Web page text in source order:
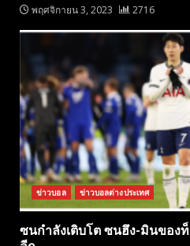
พฤศจิกายน 3, 2023 2716
ข่าวบอล ข่าวบอลต่างประเทศ
ซนกำลังเติบโต ซนฮึง-มินของ